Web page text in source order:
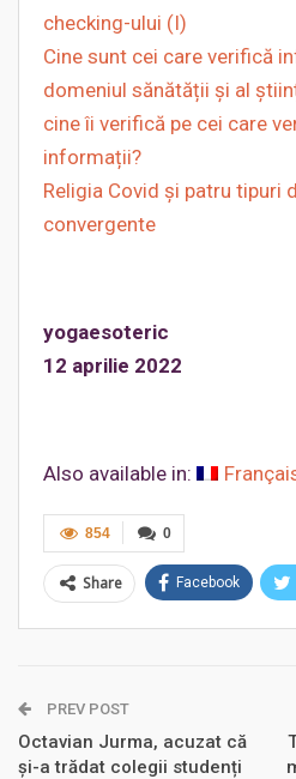
checking-ului (I)
Cine sunt cei care verifică
domeniul sănătății și al
cine îi verifică pe cei care
informații?
Religia Covid și patru tipuri
convergente
yogaesoteric
12 aprilie 2022
Also available in:
0
854
Share Facebook
PREV POST
Octavian Jurma, acuzat că
și-a trădat colegii studenți